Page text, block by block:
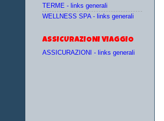
TERME - links generali
WELLNESS SPA - links generali
ASSICURAZIONI VIAGGIO
ASSICURAZIONI - links generali